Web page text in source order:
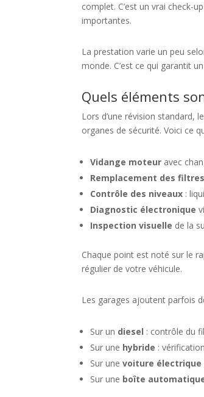
complet. C’est un vrai check-
importantes.
La prestation varie un peu
monde. C’est ce qui garantit
Quels éléments
Lors d’une révision standard,
organes de sécurité. Voici ce
Vidange moteur avec
Remplacement des filtres
Contrôle des niveaux :
Diagnostic électronique
Inspection visuelle de la
Chaque point est noté sur le
régulier de votre véhicule.
Les garages ajoutent parfois
Sur un diesel : contrôle du
Sur une hybride :
Sur unevoiture électrique
Sur une boîte